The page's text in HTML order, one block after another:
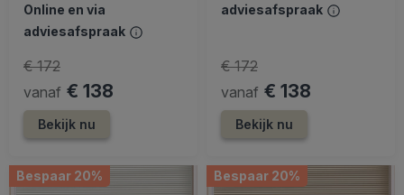
Online en via
adviesafspraak
vanaf € 138
€ 172
Bekijk nu
adviesafspraak
vanaf € 138
€ 172
Bekijk nu
Bespaar 20% Bespaar 20%